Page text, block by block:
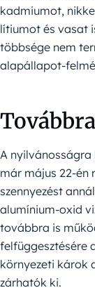
kadmiumot,
lítiumot és vasat
többsége nem
alapállapot-
A
már május 22-
szennyezést
alumínium-oxid
továbbra is
felfüggesztésére
környezeti károk
zárhatók ki.